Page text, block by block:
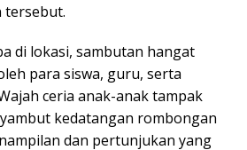
tersebut.
di lokasi, sambutan hangat
para siswa, guru, serta
ceria anak-anak tampak
kedatangan rombongan
dan pertunjukan yang